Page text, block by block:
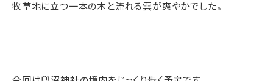
牧草地に立つ一本の木と流れる雲が爽やかでした。